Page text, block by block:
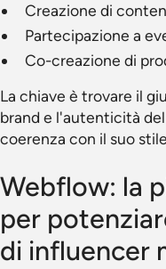
Creazione di
Partecipazione a
Co-creazione di
La chiave è trovare il
brand e l'autenticità
coerenza con il suo
Webflow: la
per
di influencer